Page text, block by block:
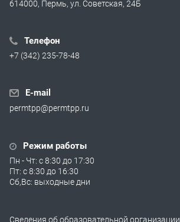
614000, Пермь, ул. Советская, 24Б
Телефон
+7 (342) 235-78-48
E-mail
permtpp@permtpp.ru
Режим работы
Пн - Чт: с 8:30 до 17:30
Пт: с 8:30 до 16:30
Сб,Вс: выходные дни
Сведения об образовательной организации